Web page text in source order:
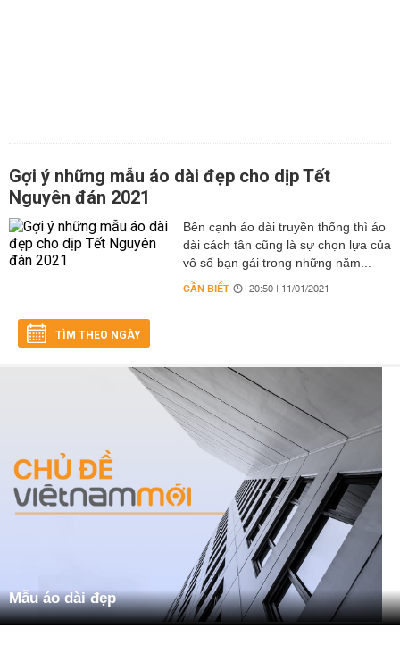
Gợi ý những mẫu áo dài đẹp cho dịp Tết
Nguyên đán 2021
Bên cạnh áo dài truyền thống thì áo
dài cách tân cũng là sự chọn lựa của
vô số bạn gái trong những năm...
CẦN BIẾT 20:50 | 11/01/2021
TÌM THEO NGÀY
Mẫu áo dài đẹp